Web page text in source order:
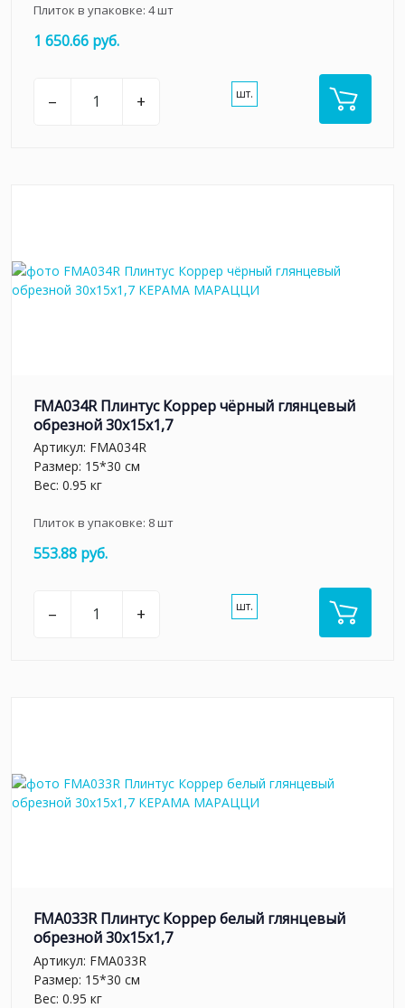
Плиток в упаковке: 4шт
1 650.66 руб.
– + шт.
FMA034R Плинтус Коррер чёрный глянцевый
обрезной 30x15x1,7
Артикул: FMA034R
Размер: 15*30 см
Вес: 0.95 кг
Плиток в упаковке: 8шт
553.88 руб.
– + шт.
FMA033R Плинтус Коррер белый глянцевый
обрезной 30x15x1,7
Артикул: FMA033R
Размер: 15*30 см
Вес: 0.95 кг